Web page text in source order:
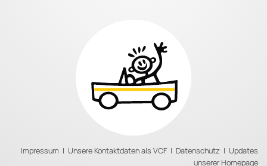
Impressum | Unsere Kontaktdaten als VCF | Datenschutz | Updates
unserer Homepage